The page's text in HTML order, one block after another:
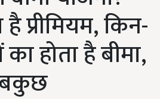
प्रीमियम, किन-
होता है बीमा,